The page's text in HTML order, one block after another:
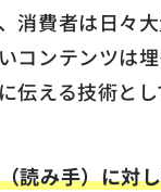
消費者は日々
コンテンツは
伝える技術と
読み手）に対